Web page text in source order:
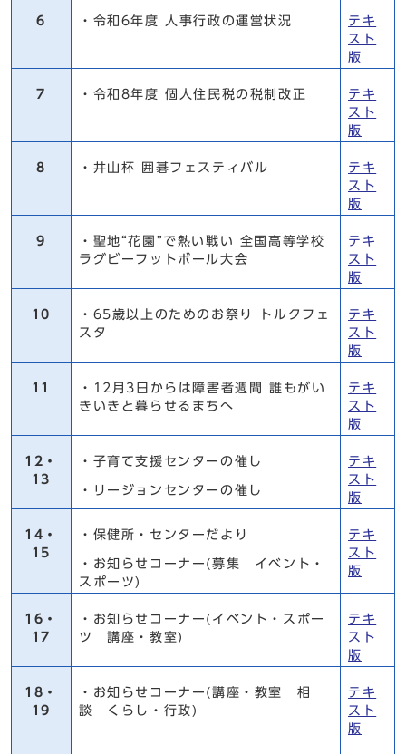
6 ・令和6年度 人事行政の運営状況
テキ
スト
版
7 ・令和8年度 個人住民税の税制改正
テキ
スト
版
8 ・井山杯 囲碁フェスティバル
テキ
スト
版
9
・聖地“花園”で熱い戦い 全国高等学校
ラグビーフットボール大会
テキ
スト
版
10
・65歳以上のためのお祭り トルクフェ
スタ
テキ
スト
版
11
・12月3日からは障害者週間 誰もがい
きいきと暮らせるまちへ
テキ
スト
版
12・
13
・子育て支援センターの催し
・リージョンセンターの催し
テキ
スト
版
14・
15
・保健所・センターだより
・お知らせコーナー(募集 イベント・
スポーツ)
テキ
スト
版
16・
17
・お知らせコーナー(イベント・スポー
ツ 講座・教室)
テキ
スト
版
18・
19
・お知らせコーナー(講座・教室 相
談 くらし・行政)
テキ
スト
版